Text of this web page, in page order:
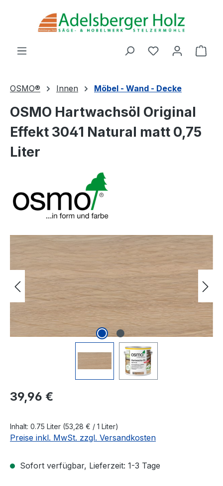
Zum Hauptinhalt springen
Du hast 0
OSMO® Innen Möbel - Wand - Decke
OSMO Hartwachsöl Original
Effekt 3041 Natural matt 0,75
Liter
Bildergalerie überspringen
Regulärer Preis:
39,96 €
Inhalt: 0.75 Liter (53,28 € / 1 Liter)
Preise inkl. MwSt. zzgl. Versandkosten
Sofort verfügbar, Lieferzeit: 1-3 Tage